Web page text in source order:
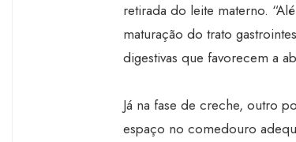
retirada do leite materno.
maturação do trato
digestivas que favorecem a
Já na fase de creche, outro
espaço no comedouro